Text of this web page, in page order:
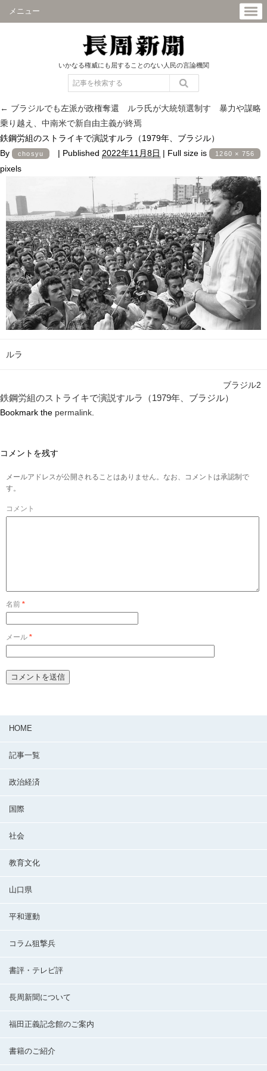
メニュー
いかなる権威にも屈することのない人民の言論機関
← ブラジルでも左派が政権奪還 ルラ氏が大統領選制す 暴力や謀略
乗り越え、中南米で新自由主義が終焉
鉄鋼労組のストライキで演説すルラ（1979年、ブラジル）
By
chosyu | Published 2022年11月8日 | Full size is 1260 × 756
pixels
ルラ
ブラジル2
鉄鋼労組のストライキで演説すルラ（1979年、ブラジル）
Bookmark the permalink
コメントを残す
メールアドレスが公開されることはありません。なお、コメントは承認制で
す。
コメント
名前 *
メール *
HOME
記事一覧
政治経済
国際
社会
教育文化
山口県
平和運動
コラム狙撃兵
書評・テレビ評
長周新聞について
福田正義記念館のご案内
書籍のご紹介